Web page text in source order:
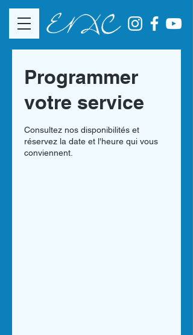
Programmer
votre service
Consultez nos disponibilités et
réservez la date et l'heure qui vous
conviennent.